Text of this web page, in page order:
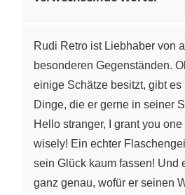
Rudi Retro ist Liebhaber von
besonderen Gegenständen.
einige Schätze besitzt, gibt
Dinge, die er gerne in seiner
Hello stranger, I grant you
wisely! Ein echter
sein Glück kaum fassen! Und
ganz genau, wofür er seinen